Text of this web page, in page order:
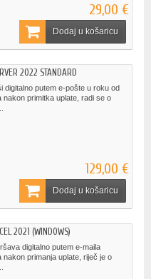
29,00 €
Dodaj u košaricu
2022 STANDARD
digitalno putem e-pošte u roku od
nakon primitka uplate, radi se o
129,00 €
Dodaj u košaricu
2021 (WINDOWS)
digitalno putem e-maila
nakon primanja uplate, riječ je o